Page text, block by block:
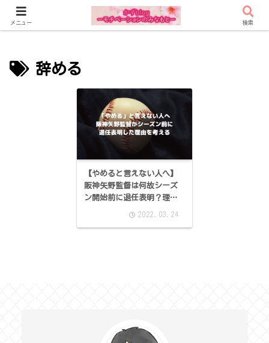
辞める
【やめると言えない人へ】
阪神矢野監督は何故シーズ
ン開始前に退任表明？理由
2022.03.24
メニュー 検索